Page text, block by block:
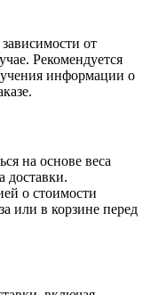
от
Рекомендуется
информации о
на основе веса
доставки.
о стоимости
или в корзине перед